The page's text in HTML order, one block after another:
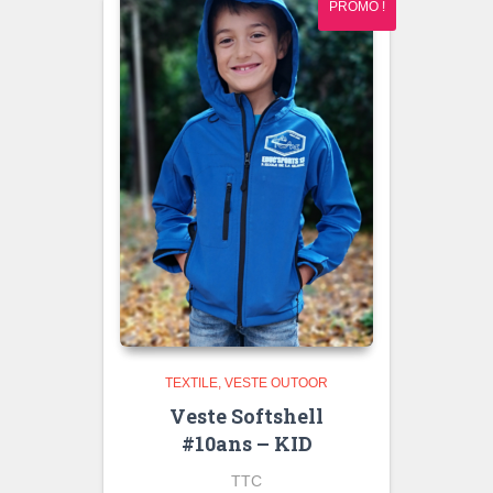
PROMO !
TEXTILE VESTE OUTOOR
Veste Softshell
#10ans – KID
TTC